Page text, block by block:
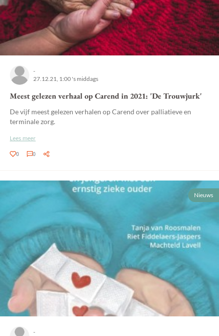
-
27.12.21, 1:00 's middags
Meest gelezen verhaal op Carend in 2021: 'De Trouwjurk'
De vijf meest gelezen verhalen op Carend over palliatieve en
terminale zorg.
Lees meer
0 0
Nieuws
-